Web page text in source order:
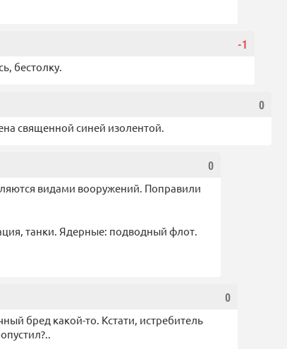
-1
бестолку.
0
священной синей изолентой.
0
видами вооружений. Поправили
танки. Ядерные: подводный флот.
0
бред какой-то. Кстати, истребитель